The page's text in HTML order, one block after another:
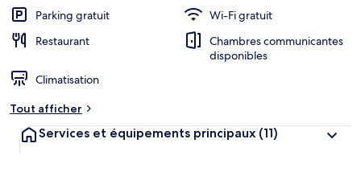
Parking gratuit
Wi-Fi gratuit
Restaurant
Chambres communicantes
disponibles
Climatisation
Tout afficher
Services et équipements principaux (11)